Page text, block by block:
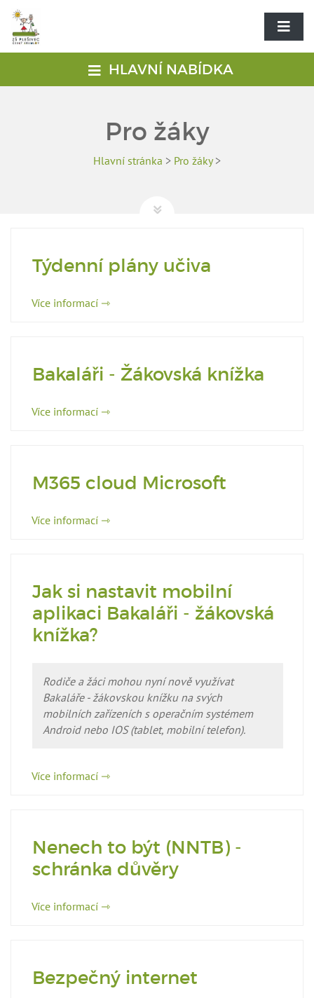
HLAVNÍ NABÍDKA
Pro žáky
Hlavní stránka > Pro žáky>
Týdenní plány učiva
Více informací ⇾
Bakaláři - Žákovská knížka
Více informací ⇾
M365 cloud Microsoft
Více informací ⇾
Jak si nastavit mobilní
aplikaci Bakaláři - žákovská
knížka?
Rodiče a žáci mohou nyní nově využívat
Bakaláře - žákovskou knížku na svých
mobilních zařízeních s operačním systémem
Android nebo IOS (tablet, mobilní telefon).
Více informací ⇾
Nenech to být (NNTB) -
schránka důvěry
Více informací ⇾
Bezpečný internet